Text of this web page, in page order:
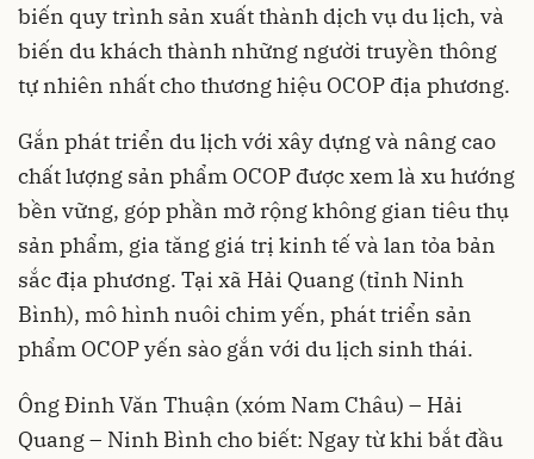
biến quy trình sản xuất thành dịch vụ du lịch, và
biến du khách thành những người truyền thông
tự nhiên nhất cho thương hiệu OCOP địa phương.
Gắn phát triển du lịch với xây dựng và nâng cao
chất lượng sản phẩm OCOP được xem là xu hướng
bền vững, góp phần mở rộng không gian tiêu thụ
sản phẩm, gia tăng giá trị kinh tế và lan tỏa bản
sắc địa phương. Tại xã Hải Quang (tỉnh Ninh
Bình), mô hình nuôi chim yến, phát triển sản
phẩm OCOP yến sào gắn với du lịch sinh thái.
Ông Đinh Văn Thuận (xóm Nam Châu) – Hải
Quang – Ninh Bình cho biết: Ngay từ khi bắt đầu